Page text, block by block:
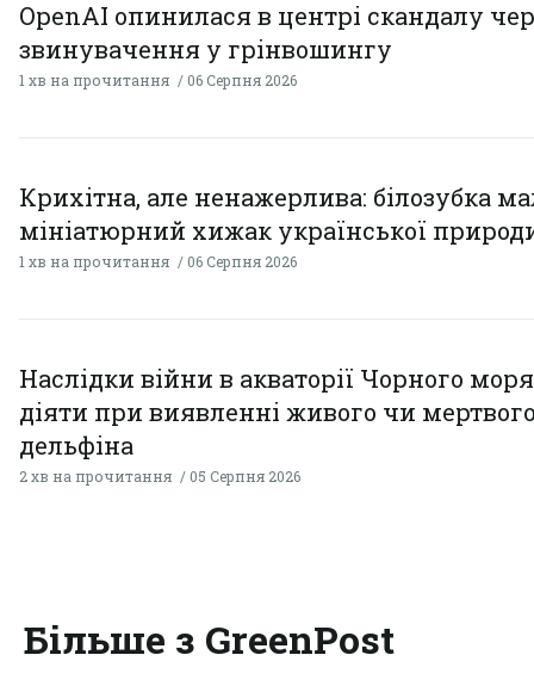
OpenAI опинилася в центрі скандалу
звинувачення у грінвошингу
1 хв на прочитання 06 Серпня 2026
Крихітна, але ненажерлива: білозубка
мініатюрний хижак української
1 хв на прочитання 06 Серпня 2026
Наслідки війни в акваторії Чорного
діяти при виявленні живого чи
дельфіна
2 хв на прочитання 05 Серпня 2026
Більше з GreenPost